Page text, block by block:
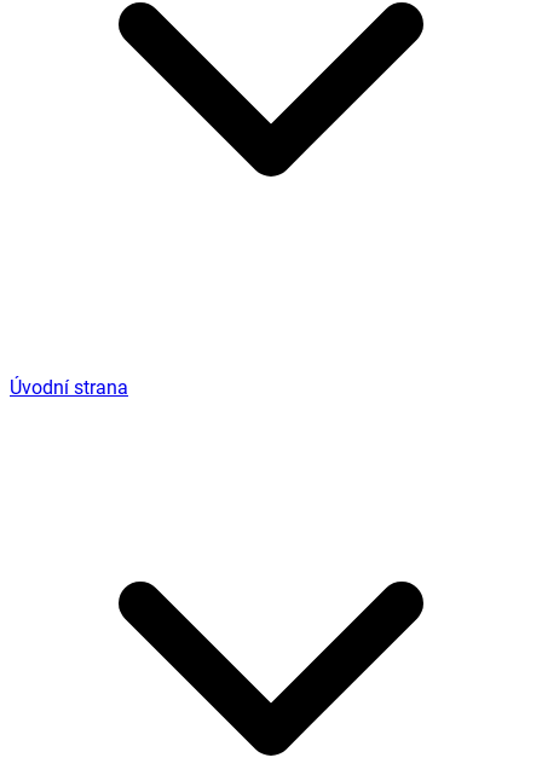
Úvodní strana